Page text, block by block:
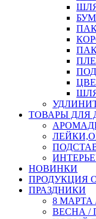
ТОВАРЫ ДЛЯ
НОВИНКИ
ПРОДУКЦИЯ
ПРАЗДНИКИ
8 МАРТА
ВЕСНА /